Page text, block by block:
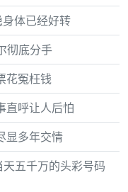
体已经好转
彻底分手
花冤枉钱
直呼让人后怕
显多年交情
五千万的头彩号码